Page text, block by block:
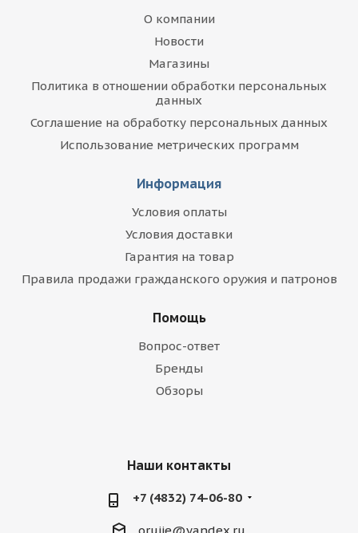
О компании
Новости
Магазины
Политика в отношении обработки персональных
данных
Соглашение на обработку персональных данных
Использование метрических программ
Информация
Условия оплаты
Условия доставки
Гарантия на товар
Правила продажи гражданского оружия и патронов
Помощь
Вопрос-ответ
Бренды
Обзоры
Наши контакты
+7 (4832) 74-06-80